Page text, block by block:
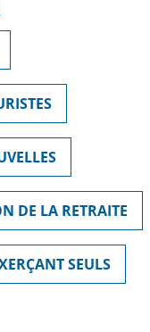
DE LA RETRAITE
SEULS